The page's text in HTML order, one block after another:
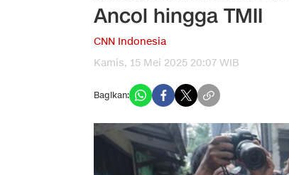
Ancol hingga TMII
CNN Indonesia
Kamis, 15 Mei 2025 20:07 WIB
Bagikan: